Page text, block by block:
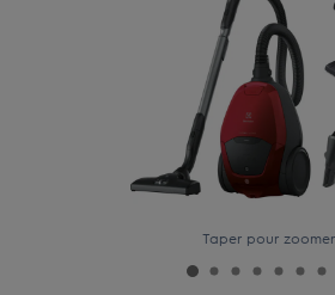
Taper pour zoomer